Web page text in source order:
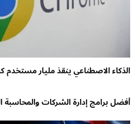
الذكاء الاصطناعي ينقذ مليار مستخدم
أفضل برامج إدارة الشركات والمحاسبة